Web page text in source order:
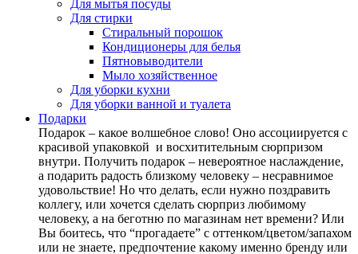
Для мытья посуды
Для стирки
Стиральный порошок
Кондиционеры для белья
Пятновыводители
Мыло хозяйственное
Для уборки кухни
Для уборки ванной и туалета
Подарки
Подарок – какое волшебное слово! Оно ассоциируется с
красивой упаковкой и восхитительным сюрпризом
внутри. Получить подарок – невероятное наслаждение,
а подарить радость близкому человеку – несравнимое
удовольствие! Но что делать, если нужно поздравить
коллегу, или хочется сделать сюрприз любимому
человеку, а на беготню по магазинам нет времени? Или
Вы боитесь, что “прогадаете” с оттенком/цветом/запахом
или не знаете, предпочтение какому именно бренду или